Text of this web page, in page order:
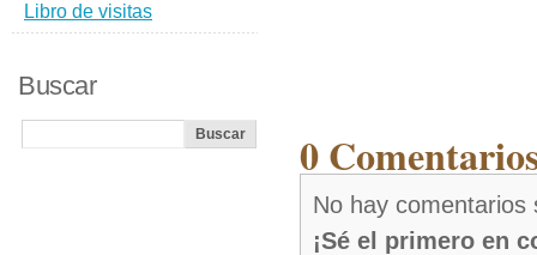
0
No hay comentarios
¡Sé el primero en
Libro de visitas
Buscar